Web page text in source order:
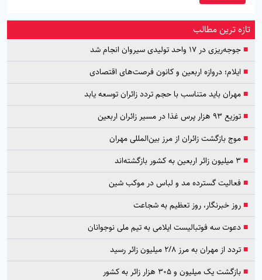
تازه ترین مطالب
■جوجه‌ریزی در ۱۷ واحد تولیدی سیروان انجام شد
■ ایلام؛ دروازه اربعین و کانون فرصت‌های اقتصادی
■مهران باید متناسب با حجم تردد زائران توسعه یابد
■توزیع ۹۳ هزار پرس غذا در مسیر زائران اربعین
■موج بازگشت زائران از مرز بین‌المللی مهران
■۳ میلیون زائر اربعین به کشور بازگشته‌اند
■فعالیت گسترده مد و لباس در موکب شین
■روز خبرنگار، روز تعظیم به شجاعت
■دعوت سه فوتبالیست ایلامی به تیم ملی نوجوانان
■تردد از مهران به مرز ۲/۸ میلیون زائر رسید
■بازگشت یک میلیون و ۳۰۵ هزار زائر به کشور